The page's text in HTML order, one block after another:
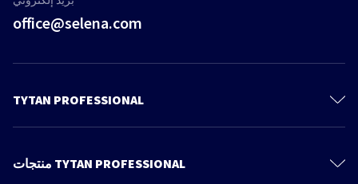
office@selena.com
TYTAN PROFESSIONAL
معلومات عنامنتجات TYTAN PROFESSIONAL